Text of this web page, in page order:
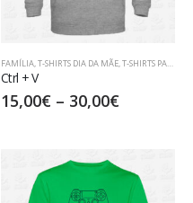
FAMÍLIA,T-SHIRTS DIA DA MÃE,T-SHIRTS PARA PAIS
Ctrl + V
15,00€ – 30,00€